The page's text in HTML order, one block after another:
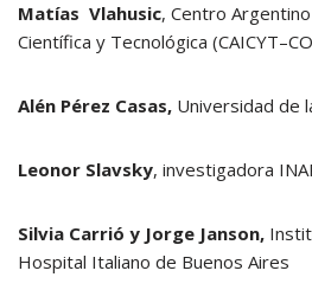
Matías Vlahusic, Centro
Científica y Tecnológica
Alén Pérez Casas, Universidad de
Leonor Slavsky, investigadora
Silvia Carrió y Jorge Janson,
Hospital Italiano de Buenos Aires